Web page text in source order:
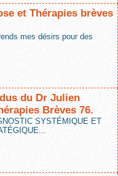
et Thérapies brèves
mes désirs pour des
du Dr Julien
Brèves 76.
SYSTÉMIQUE ET